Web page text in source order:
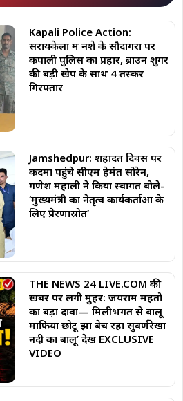
Kapali Police Action:
सरायकेला में नशे के सौदागरों पर
कपाली पुलिस का प्रहार, ब्राउन शुगर
की बड़ी खेप के साथ 4 तस्कर
गिरफ्तार
Jamshedpur: शहादत दिवस पर
कदमा पहुंचे सीएम हेमंत सोरेन,
गणेश महाली ने किया स्वागत बोले-
‘मुख्यमंत्री का नेतृत्व कार्यकर्ताओं के
लिए प्रेरणास्रोत’
THE NEWS 24 LIVE.COM की
खबर पर लगी मुहर: जयराम महतो
का बड़ा दावा— मिलीभगत से बालू
माफिया छोटू झा बेच रहा सुवर्णरेखा
नदी का बालू’ देखें EXCLUSIVE
VIDEO